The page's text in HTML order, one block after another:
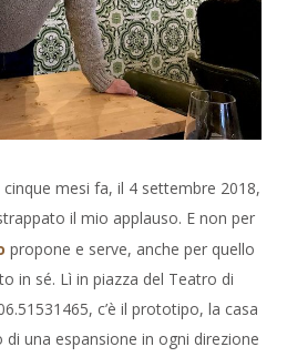
mesi fa, il 4 settembre 2018,
il mio applauso. E non per
propone e serve, anche per quello
in sé. Lì in piazza del Teatro di
c’è il prototipo, la casa
di una espansione in ogni direzione